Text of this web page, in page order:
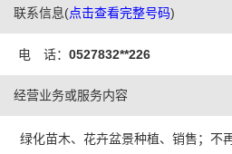
联系信息(点击查看完整号码)
电 话： 0527832**226
经营业务或服务内容
绿化苗木、花卉盆景种植、销售；不